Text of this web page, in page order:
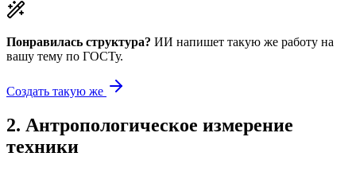
Понравилась структура? ИИ напишет такую же работу на
вашу тему по ГОСТу.
Создать такую же
2. Антропологическое измерение
техники